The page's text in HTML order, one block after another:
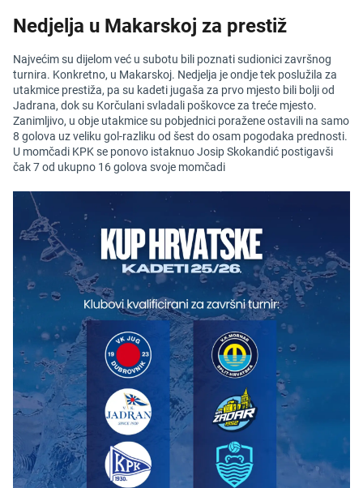
Nedjelja u Makarskoj za prestiž
Najvećim su dijelom već u subotu bili poznati sudionici završnog
turnira. Konkretno, u Makarskoj. Nedjelja je ondje tek poslužila za
utakmice prestiža, pa su kadeti jugaša za prvo mjesto bili bolji od
Jadrana, dok su Korčulani svladali poškovce za treće mjesto.
Zanimljivo, u obje utakmice su pobjednici poražene ostavili na samo
8 golova uz veliku gol-razliku od šest do osam pogodaka prednosti.
U momčadi KPK se ponovo istaknuo Josip Skokandić postigavši
čak 7 od ukupno 16 golova svoje momčadi